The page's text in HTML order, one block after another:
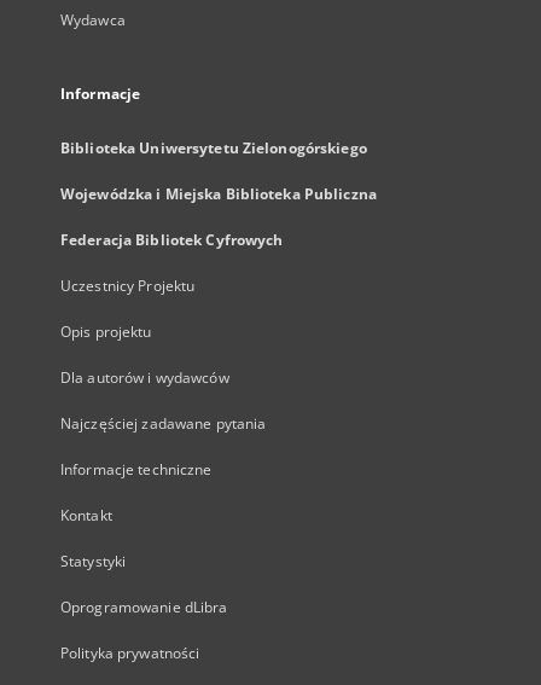
Wydawca
Informacje
Biblioteka Uniwersytetu Zielonogórskiego
Wojewódzka i Miejska Biblioteka Publiczna
Federacja Bibliotek Cyfrowych
Uczestnicy Projektu
Opis projektu
Dla autorów i wydawców
Najczęściej zadawane pytania
Informacje techniczne
Kontakt
Statystyki
Oprogramowanie dLibra
Polityka prywatności